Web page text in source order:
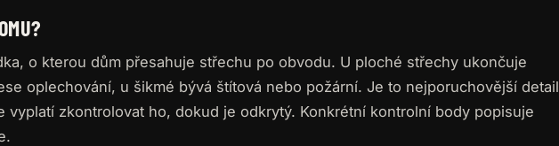
o kterou dům přesahuje střechu po obvodu. U ploché střechy ukončuje
oplechování, u šikmé bývá štítová nebo požární. Je to nejporuchovější detail
vyplatí zkontrolovat ho, dokud je odkrytý. Konkrétní kontrolní body popisuje